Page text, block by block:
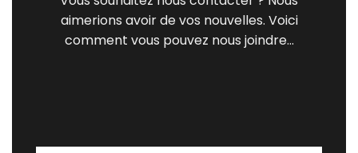
aimerions avoir de vos nouvelles. Voici
comment vous pouvez nous joindre…